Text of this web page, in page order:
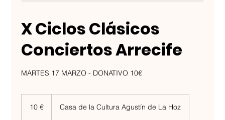
X Ciclos Clásicos
Conciertos Arrecife
MARTES 17 MARZO - DONATIVO 10€
10 € Casa de la Cultura Agustín de La Hoz